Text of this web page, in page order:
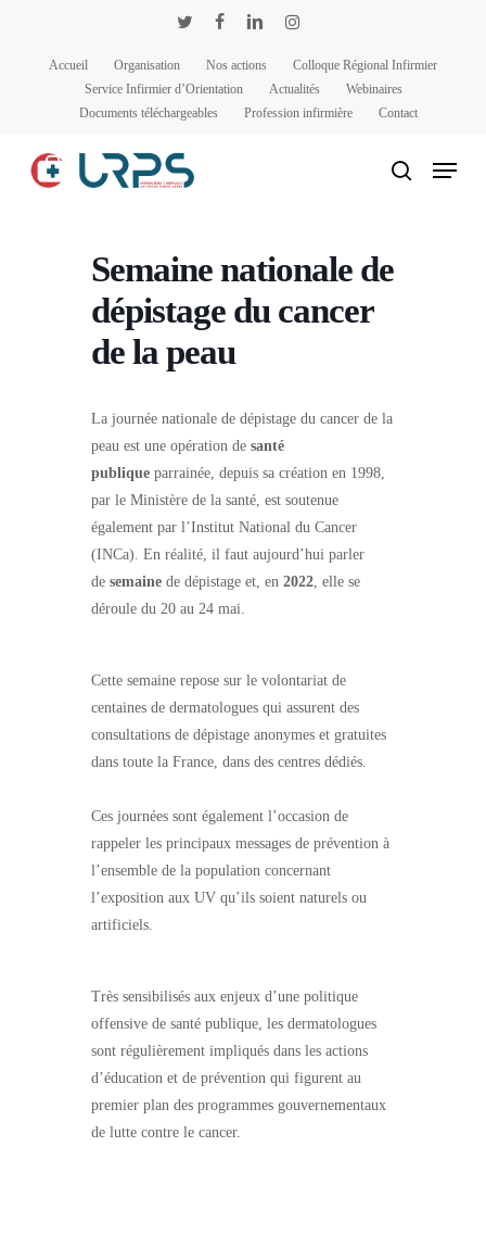
Accueil
Organisation Nos actions
Colloque Régional Infirmier
Service Infirmier d’Orientation
Actualités
Webinaires
Documents téléchargeables
Profession infirmière Contact
rechercher
Menu
Semaine nationale de
dépistage du cancer
de la peau
La journée nationale de dépistage du cancer de la
peau est une opération de santé
publique parrainée, depuis sa création en 1998,
par le Ministère de la santé, est soutenue
également par l’Institut National du Cancer
(INCa). En réalité, il faut aujourd’hui parler
de semaine de dépistage et, en 2022, elle se
déroule du 20 au 24 mai.
Cette semaine repose sur le volontariat de
centaines de dermatologues qui assurent des
consultations de dépistage anonymes et gratuites
dans toute la France, dans des centres dédiés.
Ces journées sont également l’occasion de
rappeler les principaux messages de prévention à
l’ensemble de la population concernant
l’exposition aux UV qu’ils soient naturels ou
artificiels.
Très sensibilisés aux enjeux d’une politique
offensive de santé publique, les dermatologues
sont régulièrement impliqués dans les actions
d’éducation et de prévention qui figurent au
premier plan des programmes gouvernementaux
de lutte contre le cancer.
Panneau de gestion des cookies